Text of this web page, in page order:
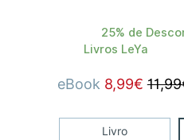
25% de
Livros LeYa
eBook 8,99€
Livro